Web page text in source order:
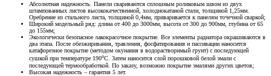
Абсолютная надежность. Панели свариваются сплошным роликовым швом из двух
штампованных листов высококачественной, холоднокатаной стали, толщиной 1,25мм.
Оребрение из стального листа, толщиной 0,4мм, приваривается к панелям точечной сваркой;
Широкий модельный ряд: длина от 400 до 3000мм, высота от 300 до 900мм, глубина от 65
до 155мм;
Экологически безопасное лакокрасочное покрытие. Все элементы радиатора окрашиваются в
два этапа. После обезжиривания, травления, фосфатирования и пассивации наносится
катафорезное покрытие (методом окунания в водорастворимый грунт) с последующей
сушкой при температуре 190оС. Затем наносится слой порошковой белой эмали с
последующей термообработкой. По заказу, возможно покрытие эмалями других цветов;
Высокая надежность – гарантия 5 лет.